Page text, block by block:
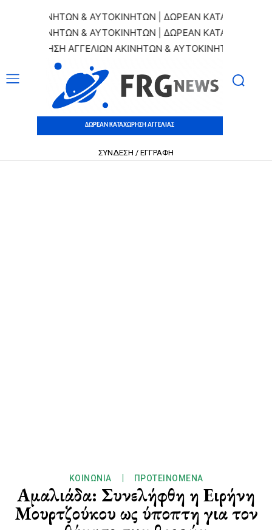
& ΑΥΤΟΚΙΝΗΤΩΝ | ΔΩΡΕΑΝ ΚΑΤΑΧΩΡΗΣΗ
& ΑΥΤΟΚΙΝΗΤΩΝ | ΔΩΡΕΑΝ ΚΑΤΑΧΩΡΗΣΗ
ΑΓΓΕΛΙΩΝ ΑΚΙΝΗΤΩΝ & ΑΥΤΟΚΙΝΗΤΩΝ |
ΔΩΡΕΑΝ ΚΑΤΑΧΩΡΗΣΗ ΑΓΓΕΛΙΑΣ
ΣΥΝΔΕΣΗ / ΕΓΓΡΑΦΗ
ΚΟΙΝΩΝΊΑ ΠΡΟΤΕΙΝΌΜΕΝΑ
Αμαλιάδα: Συνελήφθη η Ειρήνη
Μουρτζούκου ως ύποπτη για τον